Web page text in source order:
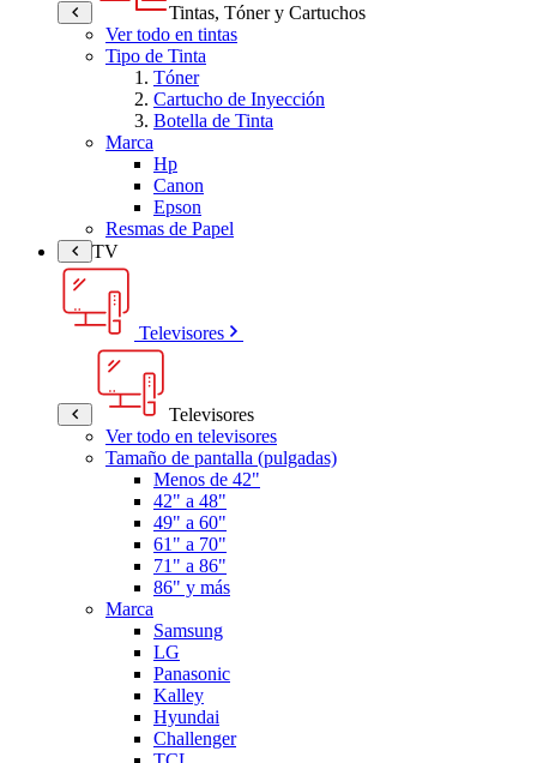
Tintas, Tóner y Cartuchos
Ver todo en tintas
Tipo de Tinta
Tóner
Cartucho de Inyección
Botella de Tinta
Marca
Hp
Canon
Epson
Resmas de Papel
TV
Televisores
Televisores
Ver todo en televisores
Tamaño de pantalla (pulgadas)
Menos de 42"
42" a 48"
49" a 60"
61" a 70"
71" a 86"
86" y más
Marca
Samsung
LG
Panasonic
Kalley
Hyundai
Challenger